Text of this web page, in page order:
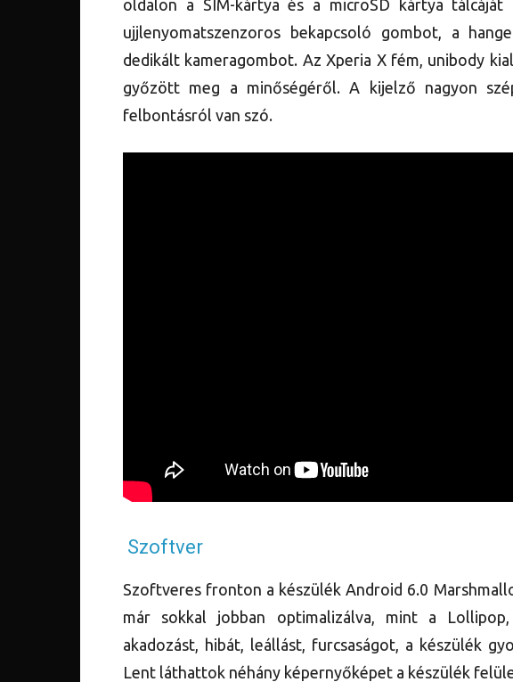
oldalon a SIM-kártya és a microSD kártya
ujjlenyomatszenzoros bekapcsoló gombot, a
dedikált kameragombot. Az Xperia X fém, unibody
győzött meg a minőségéről. A kijelző nagyon
felbontásról van szó.
Szoftver
Szoftveres fronton a készülék Android 6.0
már sokkal jobban optimalizálva, mint a
akadozást, hibát, leállást, furcsaságot, a készülék
Lent láthattok néhány képernyőképet a készülék